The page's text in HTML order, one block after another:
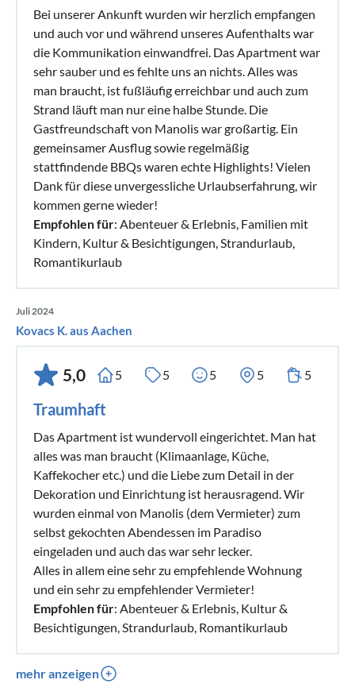
Bei unserer Ankunft wurden wir herzlich empfangen
und auch vor und während unseres Aufenthalts war
die Kommunikation einwandfrei. Das Apartment war
sehr sauber und es fehlte uns an nichts. Alles was
man braucht, ist fußläufig erreichbar und auch zum
Strand läuft man nur eine halbe Stunde. Die
Gastfreundschaft von Manolis war großartig. Ein
gemeinsamer Ausflug sowie regelmäßig
stattfindende BBQs waren echte Highlights! Vielen
Dank für diese unvergessliche Urlaubserfahrung, wir
kommen gerne wieder!
Empfohlen für: Abenteuer & Erlebnis, Familien mit
Kindern, Kultur & Besichtigungen, Strandurlaub,
Romantikurlaub
Juli 2024
Kovacs K. aus Aachen
5,0 5 5 5 5 5
Traumhaft
Das Apartment ist wundervoll eingerichtet. Man hat
alles was man braucht (Klimaanlage, Küche,
Kaffekocher etc.) und die Liebe zum Detail in der
Dekoration und Einrichtung ist herausragend. Wir
wurden einmal von Manolis (dem Vermieter) zum
selbst gekochten Abendessen im Paradiso
eingeladen und auch das war sehr lecker.
Alles in allem eine sehr zu empfehlende Wohnung
und ein sehr zu empfehlender Vermieter!
Empfohlen für: Abenteuer & Erlebnis, Kultur &
Besichtigungen, Strandurlaub, Romantikurlaub
mehr anzeigen